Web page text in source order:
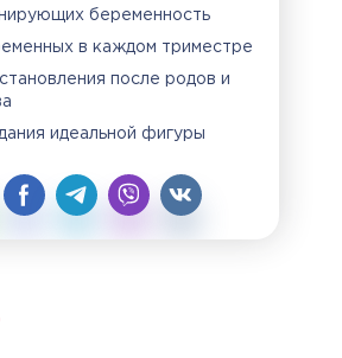
беременность
в каждом триместре
после родов и
идеальной фигуры